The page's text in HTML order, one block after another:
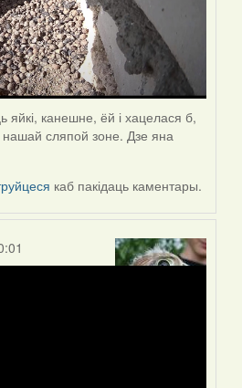
яйкі, канешне, ёй і хацелася б,
нашай сляпой зоне. Дзе яна
каб пакідаць каментары.